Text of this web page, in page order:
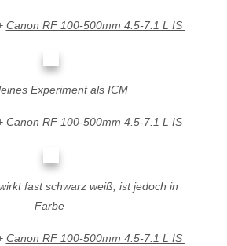
Canon RF 100-500mm 4.5-7.1 L IS
Experiment als ICM
Canon RF 100-500mm 4.5-7.1 L IS
fast schwarz weiß, ist jedoch in
Farbe
Canon RF 100-500mm 4.5-7.1 L IS